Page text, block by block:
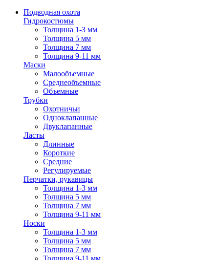
Подводная охота
Гидрокостюмы
Толщина 1-3 мм
Толщина 5 мм
Толщина 7 мм
Толщина 9-11 мм
Маски
Малообъемные
Среднеобъемные
Объемные
Трубки
Охотничьи
Одноклапанные
Двуклапанные
Ласты
Длинные
Короткие
Средние
Регулируемые
Перчатки, рукавицы
Толщина 1-3 мм
Толщина 5 мм
Толщина 7 мм
Толщина 9-11 мм
Носки
Толщина 1-3 мм
Толщина 5 мм
Толщина 7 мм
Толщина 9-11 мм